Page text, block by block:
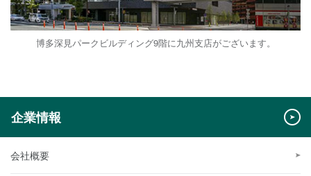
博多深見パークビルディング9階に九州支店がございます。
企業情報
会社概要